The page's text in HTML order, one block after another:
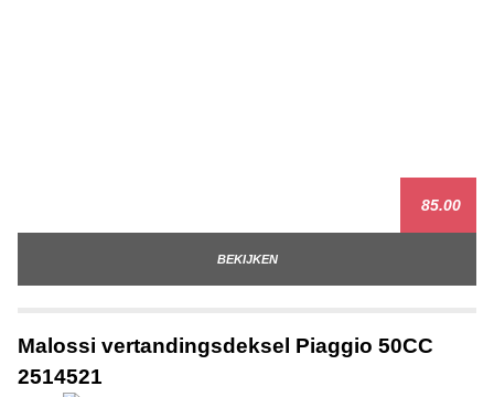
85.00
BEKIJKEN
Malossi vertandingsdeksel Piaggio 50CC
2514521